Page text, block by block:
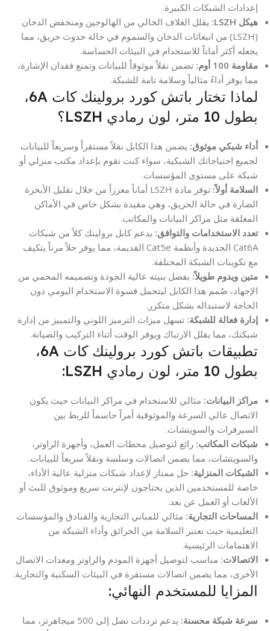
إعدادات الشبكات الكبيرة.
هيكل LSZH:
يقلل الغلاف الخالي من الهالوجين ومنخفض الدخان
(LSZH) من انبعاثات الدخان والسموم في حالة حدوث حريق، مما
يجعله أكثر أماناً للاستخدام في البيئات الحساسة.
مقاومة 100 أوم:
تضمن نقلاً موثوقاً للبيانات وتمنع فقدان الإشارة،
مما يوفر أداءً مثالياً وسلامة تامة للشبكة.
لماذا تختار باتش كورد برولينك كات 6A،
بطول 10 متر، لون رمادي LSZH؟
أداء شبكي موثوق: يضمن هذا الكابل نقلاً مستقراً وسريعاً للبيانات
لجميع احتياجاتك الشبكية، سواء كنت تقوم بإعداد مكتب منزلي أو
شبكة على مستوى المؤسسات.
السلامة أولاً:
توفر مادة LSZH أماناً معززاً من خلال تقليل الأبخرة
الضارة في حالة الحريق، وهي مفيدة بشكل خاص في الأماكن
المغلقة مثل مراكز البيانات والمكاتب.
تعدد الاستخدامات والتوافق: يدعم كابل برولينك كلاً من شبكات
Cat6A الجديدة وأنظمة Cat5e القديمة، مما يوفر حلاً مرناً يتكيف
مع تكوينات الشبكة المختلفة.
متين ويدوم طويلاً: بفضل بنيته عالية الجودة وتصميمه المحمي من
الإجهاد، صُمم هذا الكابل ليتحمل قسوة الاستخدام اليومي دون
الحاجة لاستبداله بشكل متكرر.
إدارة فعالة للشبكة: تسهل ميزات الترميز اللوني والتمييز من إدارة
شبكتك، مما يقلل الارتباك ويوفر الوقت أثناء التركيب والصيانة.
تطبيقات باتش كورد برولينك كات 6A،
بطول 10 متر، لون رمادي LSZH:
مراكز البيانات: مثالي للاستخدام في مراكز البيانات حيث يكون
الاتصال عالي السرعة والموثوقية أمراً حاسماً للربط بين
السيرفرات والسويتشات.
شبكات المكاتب: رائع لتوصيل محطات العمل، وأجهزة الراوتر،
والسويتشات، مما يضمن اتصالات وسلسة ونقلاً سريعاً للبيانات.
الشبكات المنزلية: حل ممتاز لإعداد شبكات منزلية عالية الأداء،
خاصة للمستخدمين الذين يحتاجون لإنترنت سريع وموثوق للبث أو
الألعاب أو العمل عن بعد.
المساحات التجارية: مثالي للمباني التجارية والفنادق والمؤسسات
التعليمية حيث تعتبر السلامة من الحرائق وأداء الشبكة من
الاهتمامات الرئيسية.
الاتصالات: مناسب لتوصيل أجهزة المودم والراوتر ومعدات الاتصال
الأخرى، مما يضمن اتصالات مستقرة في البيئات السكنية والتجارية.
المزايا للمستخدم النهائي:
سرعة شبكة محسنة:
يدعم ترددات تصل إلى 500 ميجاهرتز، مما